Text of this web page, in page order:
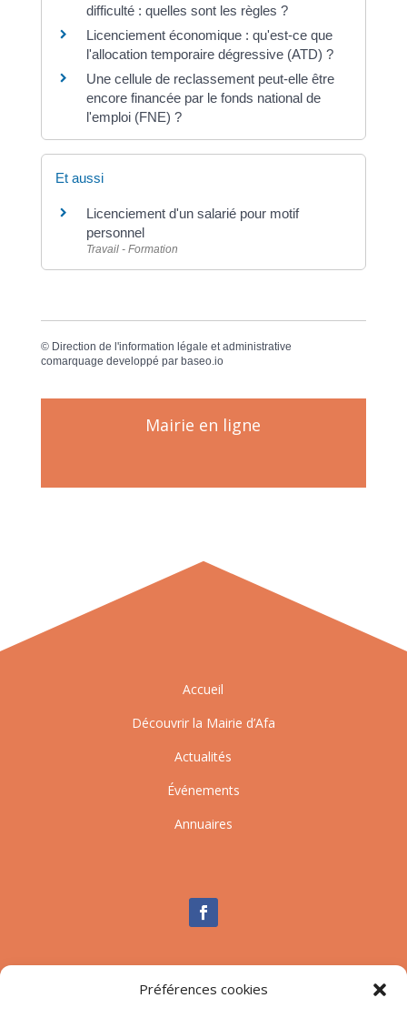
Préférences cookies
difficulté : quelles sont les règles ?
Licenciement économique : qu'est-ce que
l'allocation temporaire dégressive (ATD) ?
Une cellule de reclassement peut-elle être
encore financée par le fonds national de
l'emploi (FNE) ?
Et aussi
Licenciement d'un salarié pour motif
personnel
Travail - Formation
© Direction de l'information légale et administrative
comarquage developpé par baseo.io
Mairie en ligne
Accueil
Découvrir la Mairie d’Afa
Actualités
Événements
Annuaires
Nous contacter